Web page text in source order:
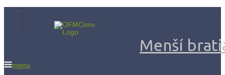
Menší
menu